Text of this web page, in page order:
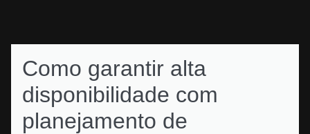
Como garantir alta
disponibilidade com
planejamento de